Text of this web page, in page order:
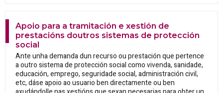
Apoio para a tramitación e xestión de
prestacións doutros sistemas de protección
social
Ante unha demanda dun recurso ou prestación que pertence
a outro sistema de protección social como vivenda, sanidade,
educación, emprego, seguridade social, administración civil,
etc, dáse apoio ao usuario ben directamente ou ben